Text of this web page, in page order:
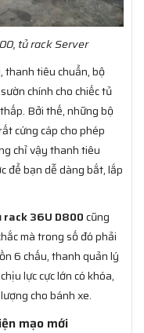
tủ rack Server
thanh tiêu chuẩn, bộ
chính cho chiếc tủ
Bởi thế, những bộ
cứng cáp cho phép
chỉ vậy thanh tiêu
để bạn dễ dàng bắt, lắp
rack 36U D800cũng
mà trong số đó phải
6 chấu, thanh quản lý
lực cực lớn có khóa,
cho bánh xe.
mạo mới